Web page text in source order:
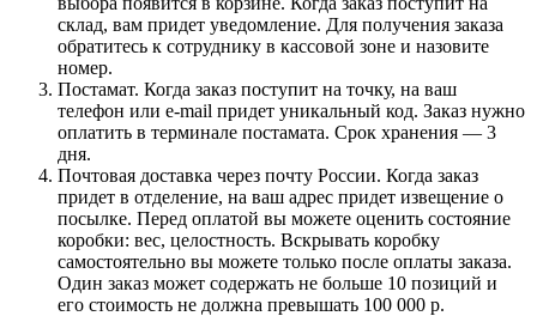
склад, вам придет уведомление. Для получения заказа
обратитесь к сотруднику в кассовой зоне и назовите
номер.
Постамат. Когда заказ поступит на точку, на ваш
телефон или e-mail придет уникальный код. Заказ нужно
оплатить в терминале постамата. Срок хранения — 3
дня.
Почтовая доставка через почту России. Когда заказ
придет в отделение, на ваш адрес придет извещение о
посылке. Перед оплатой вы можете оценить состояние
коробки: вес, целостность. Вскрывать коробку
самостоятельно вы можете только после оплаты заказа.
Один заказ может содержать не больше 10 позиций и
его стоимость не должна превышать 100 000 р.